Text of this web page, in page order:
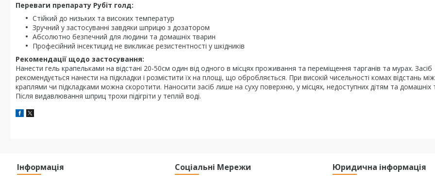
Переваги препарату Рубіт голд:
Стійкий до низьких та високих температур
Зручний у застосуванні завдяки шприцю з дозатором
Абсолютно безпечний для людини та домашніх тварин
Професійний інсектицид не викликає резистентності у шкідників
Рекомендації щодо застосування:
Нанести гель крапельками на відстані 20-50см один від одного в місцях проживання та переміщення тарганів та мурах. Засіб
рекомендується нанести на підкладки і розмістити їх на площі, що обробляється. При високій чисельності комах відстань між
краплями чи підкладками можна скоротити. Наносити засіб лише на суху поверхню, у місцях, недоступних дітям та домашніх
Після видавлювання шприц трохи підігріти у теплій воді.
Інформація Соціальні Мережи Юридична інформація